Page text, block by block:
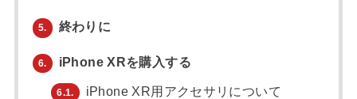
5. 終わりに
6. iPhone XRを購入する
6.1. iPhone XR用アクセサリについて